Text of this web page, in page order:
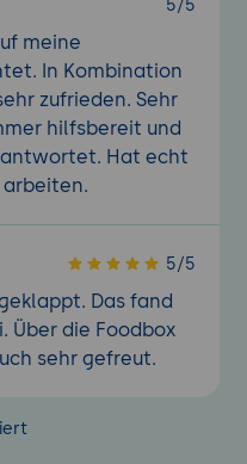
5/5
meine
In Kombination
zufrieden. Sehr
hilfsbereit und
Hat echt
arbeiten.
5/5
Das fand
Über die Foodbox
sehr gefreut.